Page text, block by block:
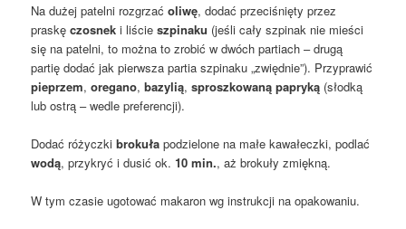
Na dużej patelni rozgrzaćoliwę, dodać przeciśnięty przez
praskęczosnek i liścieszpinaku (jeśli cały szpinak nie mieści
się na patelni, to można to zrobić w dwóch partiach – drugą
partię dodać jak pierwsza partia szpinaku „zwiędnie”). Przyprawić
pieprzem, oregano, bazylią, sproszkowaną papryką (słodką
lub ostrą – wedle preferencji).
Dodać różyczkibrokuła podzielone na małe kawałeczki, podlać
wodą, przykryć i dusić ok.10 min., aż brokuły zmiękną.
W tym czasie ugotować makaron wg instrukcji na opakowaniu.